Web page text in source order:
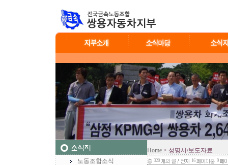
노동조합소식
Home > 성명서/보도자료
320 16 9